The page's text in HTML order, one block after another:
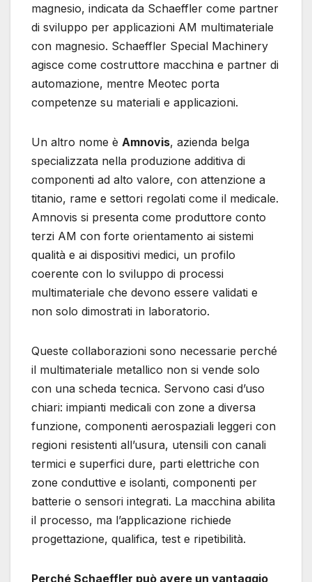
magnesio, indicata da Schaeffler come partner
di sviluppo per applicazioni AM multimateriale
con magnesio. Schaeffler Special Machinery
agisce come costruttore macchina e partner di
automazione, mentre Meotec porta
competenze su materiali e applicazioni.
Un altro nome è Amnovis, azienda belga
specializzata nella produzione additiva di
componenti ad alto valore, con attenzione a
titanio, rame e settori regolati come il medicale.
Amnovis si presenta come produttore conto
terzi AM con forte orientamento ai sistemi
qualità e ai dispositivi medici, un profilo
coerente con lo sviluppo di processi
multimateriale che devono essere validati e
non solo dimostrati in laboratorio.
Queste collaborazioni sono necessarie perché
il multimateriale metallico non si vende solo
con una scheda tecnica. Servono casi d’uso
chiari: impianti medicali con zone a diversa
funzione, componenti aerospaziali leggeri con
regioni resistenti all’usura, utensili con canali
termici e superfici dure, parti elettriche con
zone conduttive e isolanti, componenti per
batterie o sensori integrati. La macchina abilita
il processo, ma l’applicazione richiede
progettazione, qualifica, test e ripetibilità.
Perché Schaeffler può avere un vantaggio